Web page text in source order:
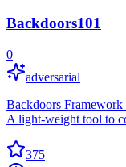
Backdoors101
0
adversarial
Backdoors
A light-weight tool to
375